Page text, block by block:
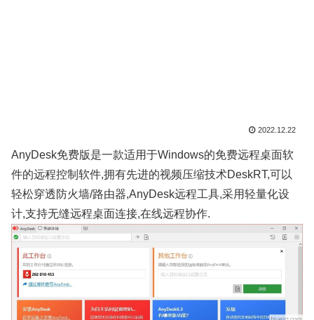
2022.12.22
AnyDesk免费版是一款适用于Windows的免费远程桌面软
件的远程控制软件,拥有先进的视频压缩技术DeskRT,可以
轻松穿透防火墙/路由器,AnyDesk远程工具,采用轻量化设
计,支持无缝远程桌面连接,在线远程协作.